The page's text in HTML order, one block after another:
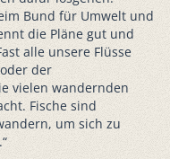
Bund für Umwelt und
die Pläne gut und
alle unsere Flüsse
der
vielen wandernden
Fische sind
um sich zu